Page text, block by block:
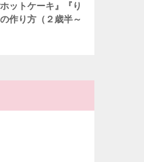
ットケーキ』『り
作り方（２歳半～